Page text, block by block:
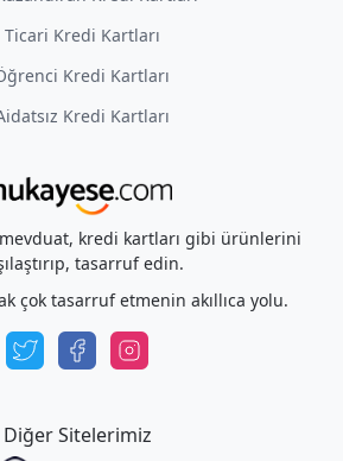
Ticari Kredi Kartları
Kredi Kartları
Kredi Kartları
kredi kartları gibi ürünlerini
tasarruf edin.
çok tasarruf etmenin akıllıca yolu.
Diğer Sitelerimiz